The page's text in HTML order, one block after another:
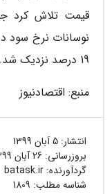
قیمت تلاش کرد
نوسانات نرخ سود
19 درصد نزدیک شد.
منبع: اقتصادنیوز
انتشار: 5 آبان 1399
بروزرسانی: 26 آبان 1399
گردآورنده: batask.ir
شناسه مطلب: 1809